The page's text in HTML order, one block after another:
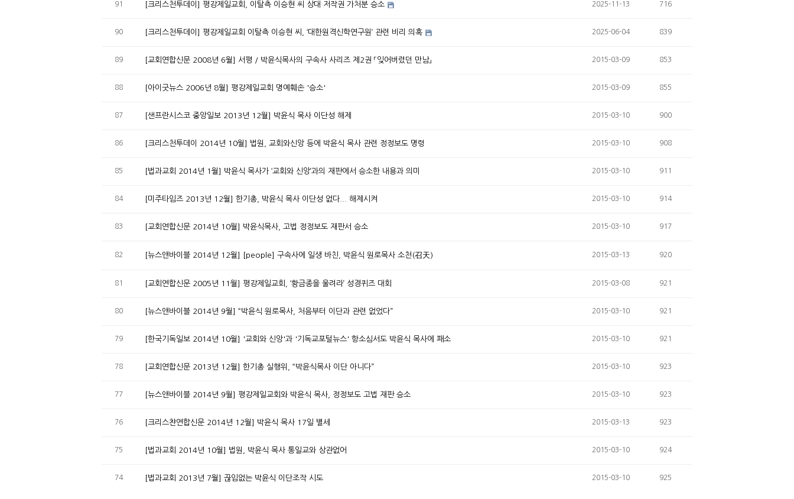
91 [크리스천투데이] 평강제일교회, 이탈측 이승현 씨 상대 저작권 가처분 승소 2025-11-13 716
90 [크리스천투데이] 평강제일교회 이탈측 이승현 씨, ‘대한원격신학연구원’ 관련 비리 의혹 2025-06-04 839
89 [교회연합신문 2008년 6월] 서평 / 박윤식목사의 구속사 사리즈 제2권 「잊어버렸던 만남」 2015-03-09 853
88 [아이굿뉴스 2006년 8월] 평강제일교회 명예훼손 '승소' 2015-03-09 855
87 [샌프란시스코 중앙일보 2013년 12월] 박윤식 목사 이단성 해제 2015-03-10 900
86 [크리스천투데이 2014년 10월] 법원, 교회와신앙 등에 박윤식 목사 관련 정정보도 명령 2015-03-10 908
85 [법과교회 2014년 1월] 박윤식 목사가 ‘교회와 신앙’과의 재판에서 승소한 내용과 의미 2015-03-10 911
84 [미주타임즈 2013년 12월] 한기총, 박윤식 목사 이단성 없다... 해제시켜 2015-03-10 914
83 [교회연합신문 2014년 10월] 박윤식목사, 고법 정정보도 재판서 승소 2015-03-10 917
82 [뉴스앤바이블 2014년 12월] [people] 구속사에 일생 바친, 박윤식 원로목사 소천(召天) 2015-03-13 920
81 [교회연합신문 2005년 11월] 평강제일교회, ‘황금종을 울려라’ 성경퀴즈 대회 2015-03-08 921
80 [뉴스앤바이블 2014년 9월] “박윤식 원로목사, 처음부터 이단과 관련 없었다” 2015-03-10 921
79 [한국기독일보 2014년 10월] '교회와 신앙'과 '기독교포털뉴스' 항소심서도 박윤식 목사에 패소 2015-03-10 921
78 [교회연합신문 2013년 12월] 한기총 실행위, “박윤식목사 이단 아니다” 2015-03-10 923
77 [뉴스앤바이블 2014년 9월] 평강제일교회와 박윤식 목사, 정정보도 고법 재판 승소 2015-03-10 923
76 [크리스챤연합신문 2014년 12월] 박윤식 목사 17일 별세 2015-03-13 923
75 [법과교회 2014년 10월] 법원, 박윤식 목사 통일교와 상관없어 2015-03-10 924
74 [법과교회 2013년 7월] 끊임없는 박윤식 이단조작 시도 2015-03-10 925